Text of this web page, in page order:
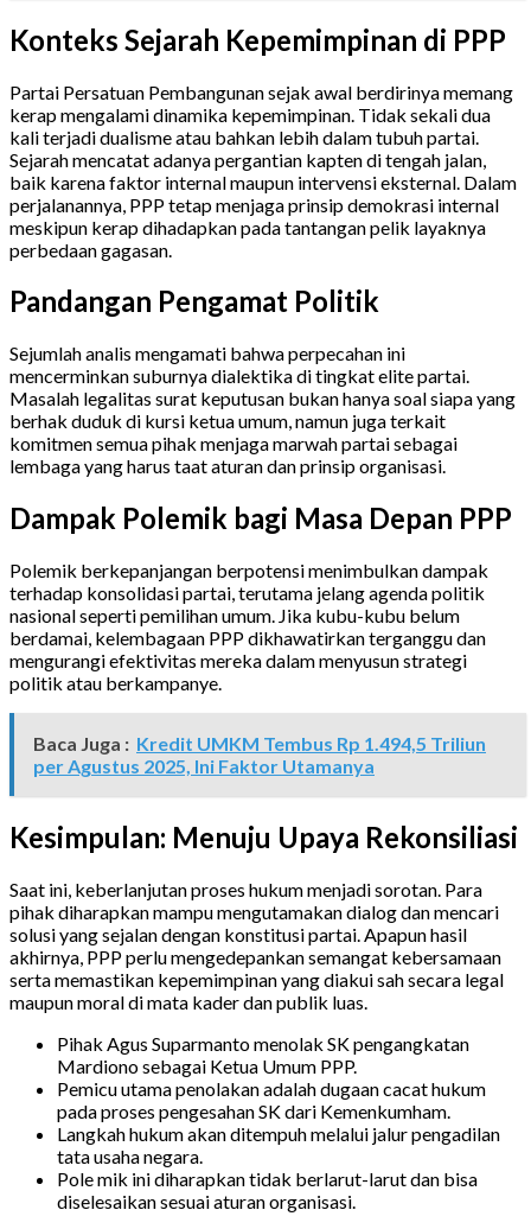
Konteks Sejarah Kepemimpinan di PPP
Partai Persatuan Pembangunan sejak awal berdirinya memang
kerap mengalami dinamika kepemimpinan. Tidak sekali dua
kali terjadi dualisme atau bahkan lebih dalam tubuh partai.
Sejarah mencatat adanya pergantian kapten di tengah jalan,
baik karena faktor internal maupun intervensi eksternal. Dalam
perjalanannya, PPP tetap menjaga prinsip demokrasi internal
meskipun kerap dihadapkan pada tantangan pelik layaknya
perbedaan gagasan.
Pandangan Pengamat Politik
Sejumlah analis mengamati bahwa perpecahan ini
mencerminkan suburnya dialektika di tingkat elite partai.
Masalah legalitas surat keputusan bukan hanya soal siapa yang
berhak duduk di kursi ketua umum, namun juga terkait
komitmen semua pihak menjaga marwah partai sebagai
lembaga yang harus taat aturan dan prinsip organisasi.
Dampak Polemik bagi Masa Depan PPP
Polemik berkepanjangan berpotensi menimbulkan dampak
terhadap konsolidasi partai, terutama jelang agenda politik
nasional seperti pemilihan umum. Jika kubu-kubu belum
berdamai, kelembagaan PPP dikhawatirkan terganggu dan
mengurangi efektivitas mereka dalam menyusun strategi
politik atau berkampanye.
Baca Juga : Kredit UMKM Tembus Rp 1.494,5 Triliun
per Agustus 2025, Ini Faktor Utamanya
Kesimpulan: Menuju Upaya Rekonsiliasi
Saat ini, keberlanjutan proses hukum menjadi sorotan. Para
pihak diharapkan mampu mengutamakan dialog dan mencari
solusi yang sejalan dengan konstitusi partai. Apapun hasil
akhirnya, PPP perlu mengedepankan semangat kebersamaan
serta memastikan kepemimpinan yang diakui sah secara legal
maupun moral di mata kader dan publik luas.
Pihak Agus Suparmanto menolak SK pengangkatan
Mardiono sebagai Ketua Umum PPP.
Pemicu utama penolakan adalah dugaan cacat hukum
pada proses pengesahan SK dari Kemenkumham.
Langkah hukum akan ditempuh melalui jalur pengadilan
tata usaha negara.
Pole mik ini diharapkan tidak berlarut-larut dan bisa
diselesaikan sesuai aturan organisasi.